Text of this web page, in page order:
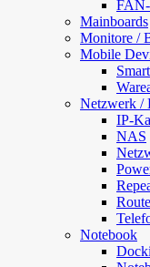
FAN-
Mainboards
Monitore /
Mobile
Netzwerk /
IP-
NAS
Notebook